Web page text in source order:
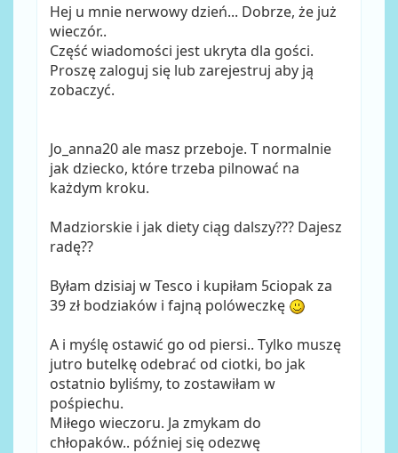
Hej u mnie nerwowy dzień... Dobrze, że już
wieczór..
Część wiadomości jest ukryta dla gości.
Proszę zaloguj się lub zarejestruj aby ją
zobaczyć.
Jo_anna20 ale masz przeboje. T normalnie
jak dziecko, które trzeba pilnować na
każdym kroku.
Madziorskie i jak diety ciąg dalszy??? Dajesz
radę??
Byłam dzisiaj w Tesco i kupiłam 5ciopak za
39 zł bodziaków i fajną polóweczkę
A i myślę ostawić go od piersi.. Tylko muszę
jutro butelkę odebrać od ciotki, bo jak
ostatnio byliśmy, to zostawiłam w
pośpiechu.
Miłego wieczoru. Ja zmykam do
chłopaków.. później się odezwę